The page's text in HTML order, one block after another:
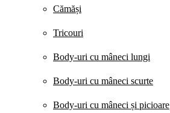
Cămăși
Tricouri
Body-uri cu mâneci lungi
Body-uri cu mâneci scurte
Body-uri cu mâneci și picioare